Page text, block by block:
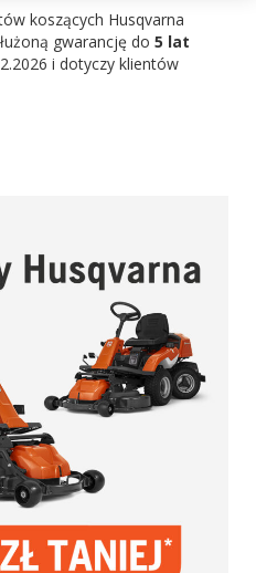
koszących Husqvarna
gwarancję do 5 lat
i dotyczy klientów